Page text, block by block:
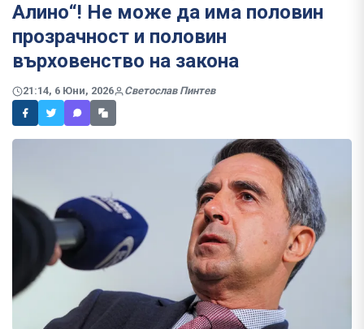
Алино“! Не може да има половин
прозрачност и половин
върховенство на закона
21:14, 6 Юни, 2026 Светослав Пинтев